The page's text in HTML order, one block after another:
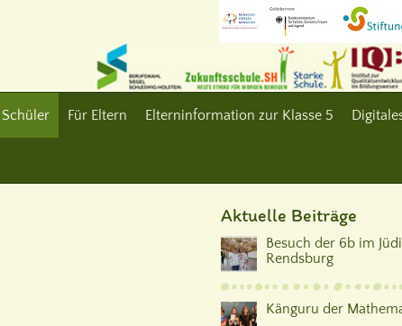
Schüler Für Eltern Elterninformation zur Klasse 5
Aktuelle Beiträge
Besuch der 6b im
Rendsburg
Känguru der